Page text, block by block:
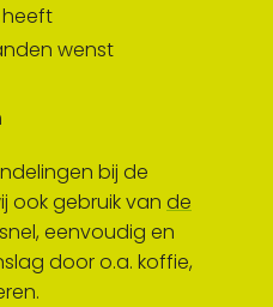
wenst
bij de
ook gebruik van de
eenvoudig en
door o.a. koffie,